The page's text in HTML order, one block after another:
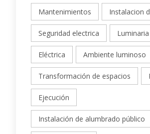
Mantenimientos Instalacion
Seguridad electrica Luminaria
Eléctrica Ambiente luminoso
Transformación de espacios
Ejecución
Instalación de alumbrado público